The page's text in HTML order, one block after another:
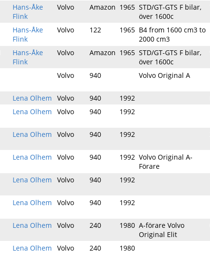
Hans-Åke
Flink
Volvo Amazon 1965 STD/GT-GTS F bilar,
över 1600c
Hans-Åke
Flink
Volvo 122 1965 B4 from 1600 cm3 to
2000 cm3
Hans-Åke
Flink
Volvo Amazon 1965 STD/GT-GTS F bilar,
över 1600c
Volvo 940 Volvo Original A
Lena Olhem Volvo 940 1992
Lena Olhem Volvo 940 1992
Lena Olhem Volvo 940 1992
Lena Olhem Volvo 940 1992 Volvo Original A-
Förare
Lena Olhem Volvo 940 1992
Lena Olhem Volvo 940 1992
Lena Olhem Volvo 240 1980 A-förare Volvo
Original Elit
Lena Olhem Volvo 240 1980